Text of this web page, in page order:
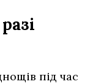
під час